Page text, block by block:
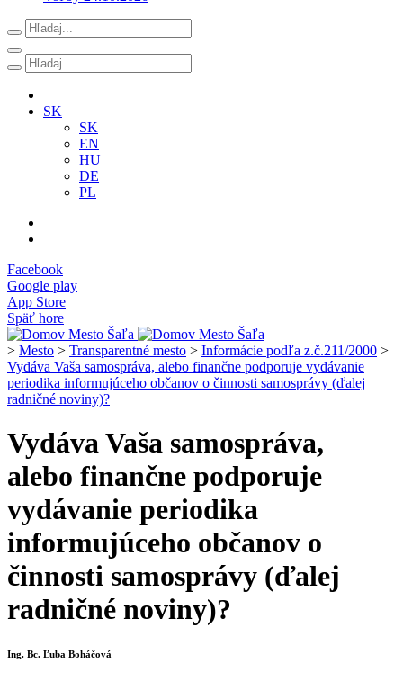
SK
SK
EN
HU
DE
PL
Facebook
Google play
App Store
Späť hore
> Mesto > Transparentné mesto > Informácie podľa z.č.211/2000 >
Vydáva Vaša samospráva, alebo finančne podporuje vydávanie
periodika informujúceho občanov o činnosti samosprávy (ďalej
radničné noviny)?
Vydáva Vaša samospráva,
alebo finančne podporuje
vydávanie periodika
informujúceho občanov o
činnosti samosprávy (ďalej
radničné noviny)?
Ing. Bc. Ľuba Boháčová